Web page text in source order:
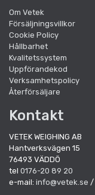
Om Vetek
Försäljningsvillkor
Cookie Policy
Hållbarhet
Kvalitetssystem
Uppförandekod
Verksamhetspolicy
Återförsäljare
Kontakt
VETEK WEIGHING AB
Hantverksvägen 15
76493 VÄDDÖ
tel 0176-20 89 20
e-mail: info@vetek.se /